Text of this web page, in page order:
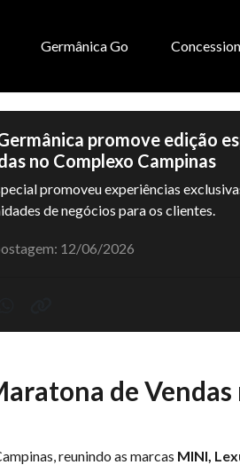
Germânica Go
promove edição
no Complexo Campinas
promoveu experiências
de negócios para os clientes.
12/06/2026
de Vendas
reunindo as marcas MINI,